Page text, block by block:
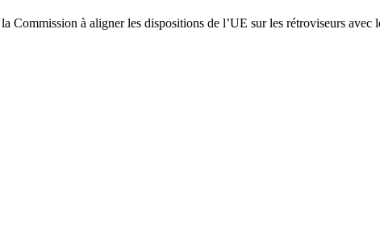
Commission à aligner les dispositions de l’UE sur les rétroviseurs